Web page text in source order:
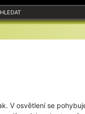
V osvětlení se